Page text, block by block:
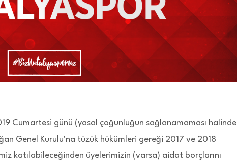
Cumartesi günü (yasal çoğunluğun sağlanamaması halinde
Genel Kurulu'na tüzük hükümleri gereği 2017 ve 2018
katılabileceğinden üyelerimizin (varsa) aidat borçlarını